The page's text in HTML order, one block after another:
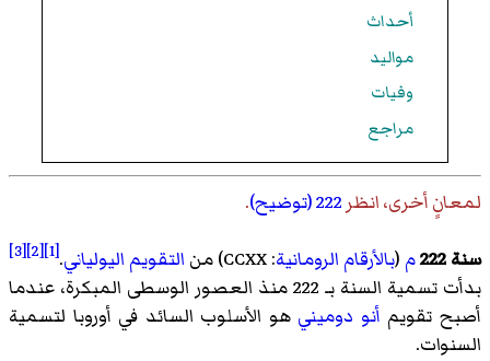
أحداث
مواليد
وفيات
مراجع
لمعانٍ أخرى، انظر222 (توضيح)
.
سنة 222
م (بالأرقام الرومانية: CCXX) من التقويم اليولياني.
[1]
[2]
[3]
بدأت تسمية السنة بـ 222 منذ العصور الوسطى المبكرة، عندما
أصبح تقويم أنو دوميني هو الأسلوب السائد في أوروبا لتسمية
السنوات.